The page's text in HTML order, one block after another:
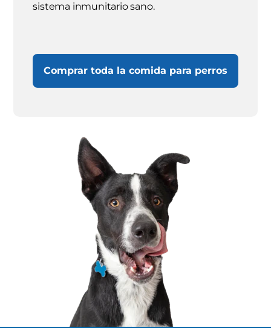
sistema inmunitario sano.
Comprar toda la comida para perros